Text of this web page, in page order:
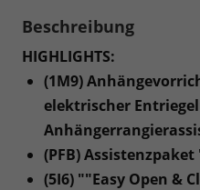
Beschreibung
HIGHLIGHTS:
(1M9)
elektrischer
(PFB)
(5I6) ""Easy Open &